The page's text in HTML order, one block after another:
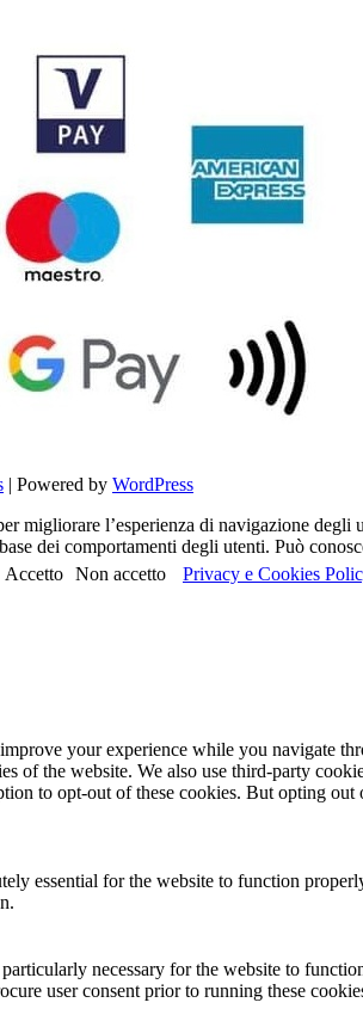
| Powered by WordPress
migliorare l’esperienza di navigazione
dei comportamenti degli utenti. Può
Accetto Non accetto Privacy e Cookies
your experience while you navigate
of the website. We also use third-party
to opt-out of these cookies. But opting
essential for the website to function
necessary for the website to
user consent prior to running these